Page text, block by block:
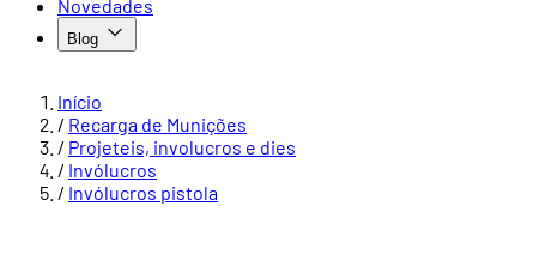
Novedades
Blog
Início
/ Recarga de Munições
/ Projeteis, involucros e dies
/ Invólucros
/ Invólucros pistola